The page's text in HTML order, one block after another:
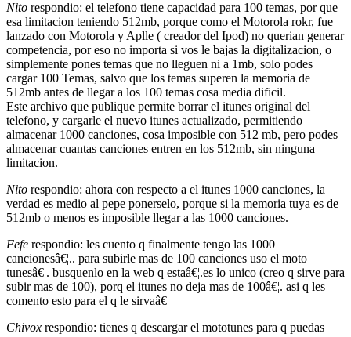
Nito respondio: el telefono tiene capacidad para 100 temas, por que
esa limitacion teniendo 512mb, porque como el Motorola rokr, fue
lanzado con Motorola y Aplle ( creador del Ipod) no querian generar
competencia, por eso no importa si vos le bajas la digitalizacion, o
simplemente pones temas que no lleguen ni a 1mb, solo podes
cargar 100 Temas, salvo que los temas superen la memoria de
512mb antes de llegar a los 100 temas cosa media dificil.
Este archivo que publique permite borrar el itunes original del
telefono, y cargarle el nuevo itunes actualizado, permitiendo
almacenar 1000 canciones, cosa imposible con 512 mb, pero podes
almacenar cuantas canciones entren en los 512mb, sin ninguna
limitacion.
Nito respondio: ahora con respecto a el itunes 1000 canciones, la
verdad es medio al pepe ponerselo, porque si la memoria tuya es de
512mb o menos es imposible llegar a las 1000 canciones.
Fefe respondio: les cuento q finalmente tengo las 1000
cancionesâ€¦.. para subirle mas de 100 canciones uso el moto
tunesâ€¦. busquenlo en la web q estaâ€¦.es lo unico (creo q sirve para
subir mas de 100), porq el itunes no deja mas de 100â€¦. asi q les
comento esto para el q le sirvaâ€¦
Chivox respondio: tienes q descargar el mototunes para q puedas